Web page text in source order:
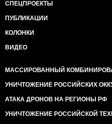
СПЕЦПРОЕКТЫ
ПУБЛИКАЦИИ
КОЛОНКИ
ВИДЕО
МАССИРОВАННЫЙ
УНИЧТОЖЕНИЕ РОССИЙСКИХ
АТАКА ДРОНОВ НА РЕГИОНЫ РФ
УНИЧТОЖЕНИЕ РОССИЙСКОЙ